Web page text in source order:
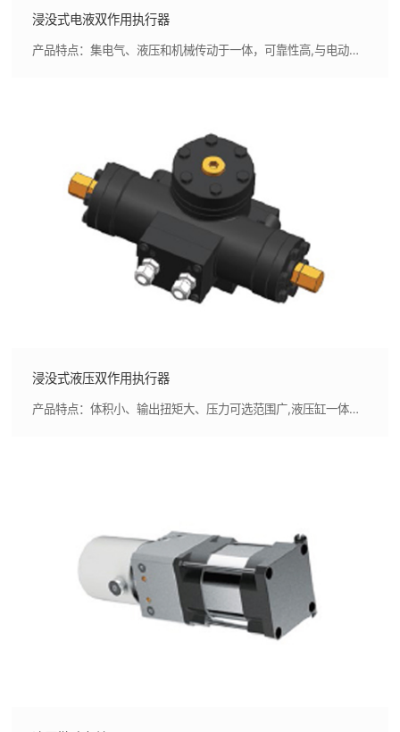
浸没式电液双作用执行器
产品特点：集电气、液压和机械传动于一体，可靠性高,与电动执行器相比，在同功率下体积更小、扭矩更大
浸没式液压双作用执行器
产品特点：体积小、输出扭矩大、压力可选范围广,液压缸一体浇注而成，减少液压油泄漏风险